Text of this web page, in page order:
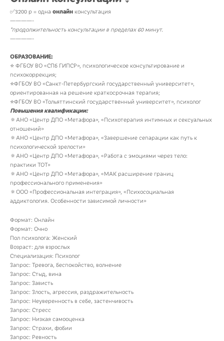
✅3200 р = одна онлайн консультация
————-
*продолжительность консультации в пределах 60 минут.
————-
ОБРАЗОВАНИЕ:
⭐️ ФГБОУ ВО «СПб ГИПСР», психологическое консультирование и
психокоррекция;
⭐️ФГБОУ ВО «Санкт-Петербургский государственный университет»,
ориентированная на решение краткосрочная терапия;
⭐️ФГБОУ ВО «Тольяттинский государственный университет», психолог
Повышения квалификации:
🔅АНО «Центр ДПО «Метафора», «Психотерапия интимных и сексуальных
отношений»
🔅АНО «Центр ДПО «Метафора», «Завершение сепарации как путь к
психологической зрелости»
🔅АНО «Центр ДПО «Метафора», «Работа с эмоциями через тело:
практики ТОТ»
🔅АНО «Центр ДПО «Метафора», «МАК расширение границ
профессионального применения»
🔅ООО «Профессиональная интеграция», «Психосоциальная
аддиктология. Особенности зависимой личности»
Формат: Онлайн
Формат: Очно
Пол психолога: Женский
Возраст: для взрослых
Специализация: Психолог
Запрос: Тревога, беспокойство, волнение
Запрос: Стыд, вина
Запрос: Зависть
Запрос: Злость, агрессия, раздражительность
Запрос: Неуверенность в себе, застенчивость
Запрос: Стресс
Запрос: Низкая самооценка
Запрос: Страхи, фобии
Запрос: Ревность